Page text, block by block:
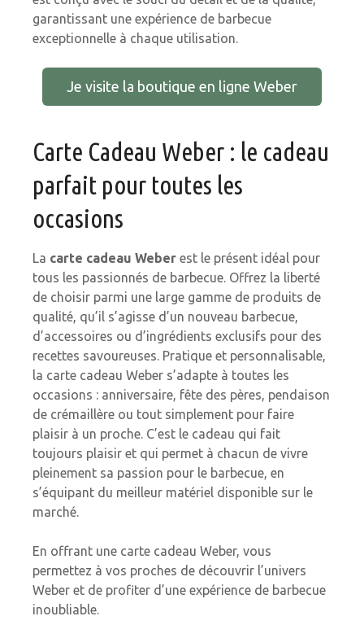
garantissant une expérience de barbecue
exceptionnelle à chaque utilisation.
Je visite la boutique en ligne Weber
Carte Cadeau Weber : le cadeau
parfait pour toutes les
occasions
La carte cadeau Weber est le présent idéal pour
tous les passionnés de barbecue. Offrez la liberté
de choisir parmi une large gamme de produits de
qualité, qu’il s’agisse d’un nouveau barbecue,
d’accessoires ou d’ingrédients exclusifs pour des
recettes savoureuses. Pratique et personnalisable,
la carte cadeau Weber s’adapte à toutes les
occasions : anniversaire, fête des pères, pendaison
de crémaillère ou tout simplement pour faire
plaisir à un proche. C’est le cadeau qui fait
toujours plaisir et qui permet à chacun de vivre
pleinement sa passion pour le barbecue, en
s’équipant du meilleur matériel disponible sur le
marché.
En offrant une carte cadeau Weber, vous
permettez à vos proches de découvrir l’univers
Weber et de profiter d’une expérience de barbecue
inoubliable.